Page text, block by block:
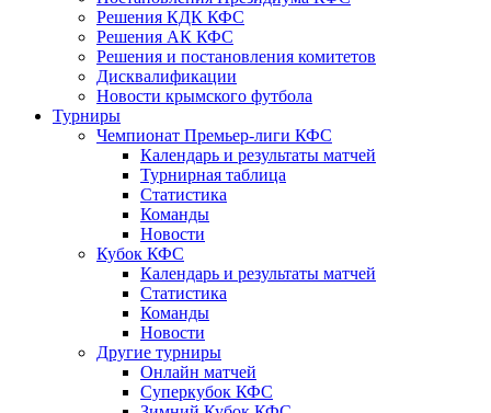
Решения КДК КФС
Решения АК КФС
Решения и постановления комитетов
Дисквалификации
Новости крымского футбола
Турниры
Чемпионат Премьер-лиги КФС
Календарь и результаты матчей
Турнирная таблица
Статистика
Команды
Новости
Кубок КФС
Календарь и результаты матчей
Статистика
Команды
Новости
Другие турниры
Онлайн матчей
Суперкубок КФС